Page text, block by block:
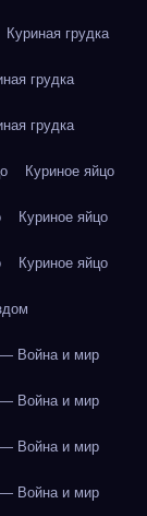
Куриная грудка
грудка
грудка
Куриное яйцо
Куриное яйцо
Куриное яйцо
Война и мир
Война и мир
Война и мир
Война и мир